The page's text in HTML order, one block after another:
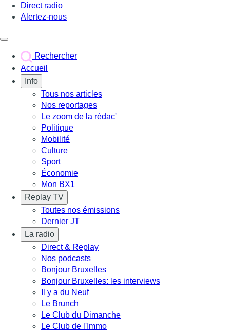
Direct radio
Alertez-nous
Rechercher
Accueil
Info
Tous nos articles
Nos reportages
Le zoom de la rédac'
Politique
Mobilité
Culture
Sport
Économie
Mon BX1
Replay TV
Toutes nos émissions
Dernier JT
La radio
Direct & Replay
Nos podcasts
Bonjour Bruxelles
Bonjour Bruxelles: les interviews
Il y a du Neuf
Le Brunch
Le Club du Dimanche
Le Club de l'Immo